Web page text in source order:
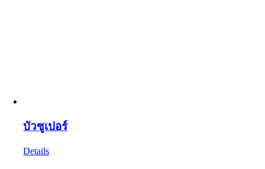
บัวซูเปอร์
Details